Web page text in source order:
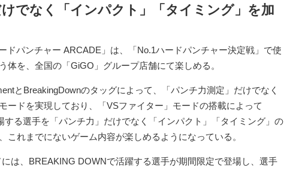
けでなく「インパクト」「タイミング」を加
ドパンチャー ARCADE」は、「No.1ハードパンチャー決定戦」で使
体を、全国の「GiGO」グループ店舗にて楽しめる。
とBreakingDownのタッグによって、「パンチ力測定」だけでなく
ードを実現しており、「VSファイター」モードの搭載によって
する選手を「パンチ力」だけでなく「インパクト」「タイミング」の
これまでにないゲーム内容が楽しめるようになっている。
には、BREAKING DOWNで活躍する選手が期間限定で登場し、選手